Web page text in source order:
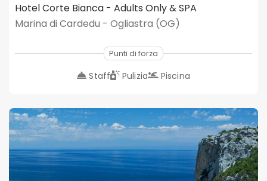
Hotel Corte Bianca - Adults Only & SPA
Marina di Cardedu - Ogliastra (OG)
Punti di forza
Staff Pulizia Piscina